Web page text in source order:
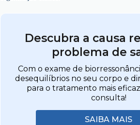
Descubra a causa
problema de
Com o exame de
desequilíbrios no seu corpo e
para o tratamento mais
consulta!
SAIBA MAIS